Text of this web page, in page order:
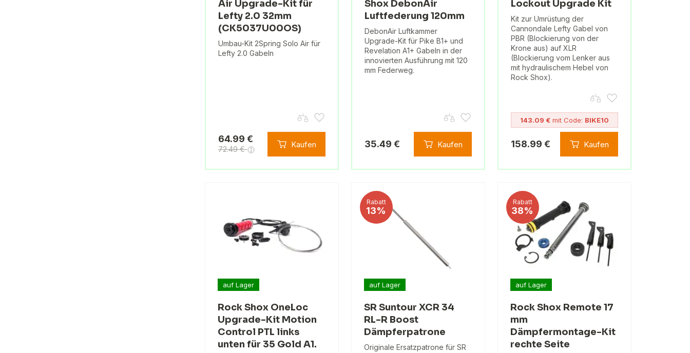
Air Upgrade-Kit für
Lefty 2.0 32mm
(CK5037U00OS)
Umbau-Kit 2Spring Solo Air für
Lefty 2.0 Gabeln
64.99 €
72.49 € Kaufen
Shox DebonAir
Luftfederung 120mm
DebonAir Luftkammer
Upgrade-Kit für Pike B1+ und
Revelation A1+ Gabeln in der
innovierten Ausführung mit 120
mm Federweg.
35.49 € Kaufen
Lockout Upgrade Kit
Kit zur Umrüstung der
Cannondale Lefty Gabel von
PBR (Blockierung von der
Krone aus) auf XLR
(Blockierung vom Lenker aus
mit hydraulischem Hebel von
Rock Shox).
143.09 €mit Code: BIKE10
158.99 € Kaufen
auf Lager
Rock Shox OneLoc
Upgrade-Kit Motion
Control PTL links
unten für 35 Gold A1.
Rabatt
13%
auf Lager
SR Suntour XCR 34
RL-R Boost
Dämpferpatrone
Originale Ersatzpatrone für SR
Rabatt
38%
auf Lager
Rock Shox Remote 17
mm
Dämpfermontage-Kit
rechte Seite